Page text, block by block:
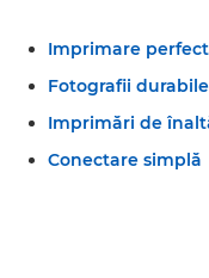
Imprimare
Fotografii durabile
Imprimări de
Conectare simplă